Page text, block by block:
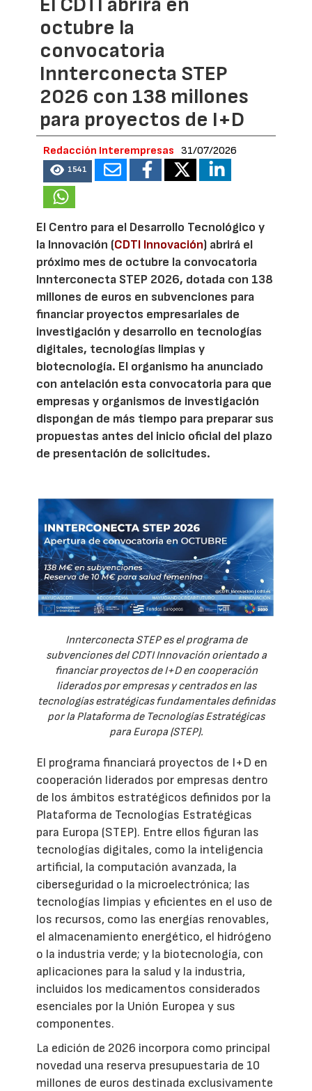
El CDTI abrirá en
octubre la
convocatoria
Innterconecta STEP
2026 con 138 millones
para proyectos de I+D
Redacción Interempresas 31/07/2026
1541
El Centro para el Desarrollo Tecnológico y
la Innovación (CDTI Innovación) abrirá el
próximo mes de octubre la convocatoria
Innterconecta STEP 2026, dotada con 138
millones de euros en subvenciones para
financiar proyectos empresariales de
investigación y desarrollo en tecnologías
digitales, tecnologías limpias y
biotecnología. El organismo ha anunciado
con antelación esta convocatoria para que
empresas y organismos de investigación
dispongan de más tiempo para preparar sus
propuestas antes del inicio oficial del plazo
de presentación de solicitudes.
Innterconecta STEP es el programa de
subvenciones del CDTI Innovación orientado a
financiar proyectos de I+D en cooperación
liderados por empresas y centrados en las
tecnologías estratégicas fundamentales definidas
por la Plataforma de Tecnologías Estratégicas
para Europa (STEP).
El programa financiará proyectos de I+D en
cooperación liderados por empresas dentro
de los ámbitos estratégicos definidos por la
Plataforma de Tecnologías Estratégicas
para Europa (STEP). Entre ellos figuran las
tecnologías digitales, como la inteligencia
artificial, la computación avanzada, la
ciberseguridad o la microelectrónica; las
tecnologías limpias y eficientes en el uso de
los recursos, como las energías renovables,
el almacenamiento energético, el hidrógeno
o la industria verde; y la biotecnología, con
aplicaciones para la salud y la industria,
incluidos los medicamentos considerados
esenciales por la Unión Europea y sus
componentes.
La edición de 2026 incorpora como principal
novedad una reserva presupuestaria de 10
millones de euros destinada exclusivamente